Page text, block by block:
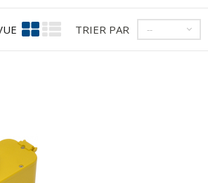
TRIER PAR --